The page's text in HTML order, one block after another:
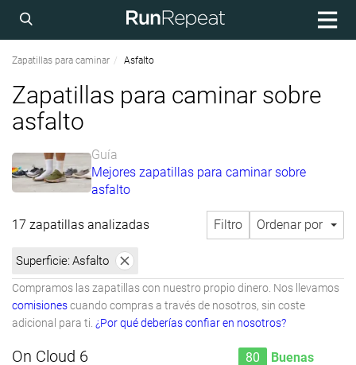
Zapatillas para caminar Asfalto
Zapatillas para caminar sobre
asfalto
Guía
Mejores zapatillas para caminar sobre
asfalto
17 zapatillas analizadas Filtro Ordenar por
Superficie: Asfalto
Compramos las zapatillas con nuestro propio dinero. Nos llevamos
comisionescuando compras a través de nosotros, sin coste
adicional para ti. ¿Por qué deberías confiar en nosotros?
On Cloud 6 80 Buenas